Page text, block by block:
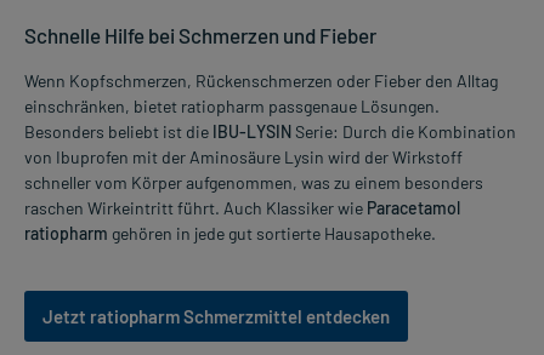
Schnelle Hilfe bei Schmerzen und Fieber
Wenn Kopfschmerzen, Rückenschmerzen oder Fieber den Alltag
einschränken, bietet ratiopharm passgenaue Lösungen.
Besonders beliebt ist die IBU-LYSINSerie: Durch die Kombination
von Ibuprofen mit der Aminosäure Lysin wird der Wirkstoff
schneller vom Körper aufgenommen, was zu einem besonders
raschen Wirkeintritt führt. Auch Klassiker wie Paracetamol
ratiopharm gehören in jede gut sortierte Hausapotheke.
Jetzt ratiopharm Schmerzmittel entdecken